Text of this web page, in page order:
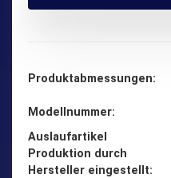
Produktabmessungen
Modellnummer
Auslaufartikel
Produktion durch
Hersteller eingestellt